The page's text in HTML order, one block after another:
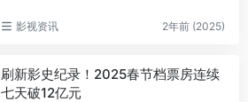
影视资讯 2年前 (2025)
刷新影史纪录！2025春节档票房连续
七天破12亿元